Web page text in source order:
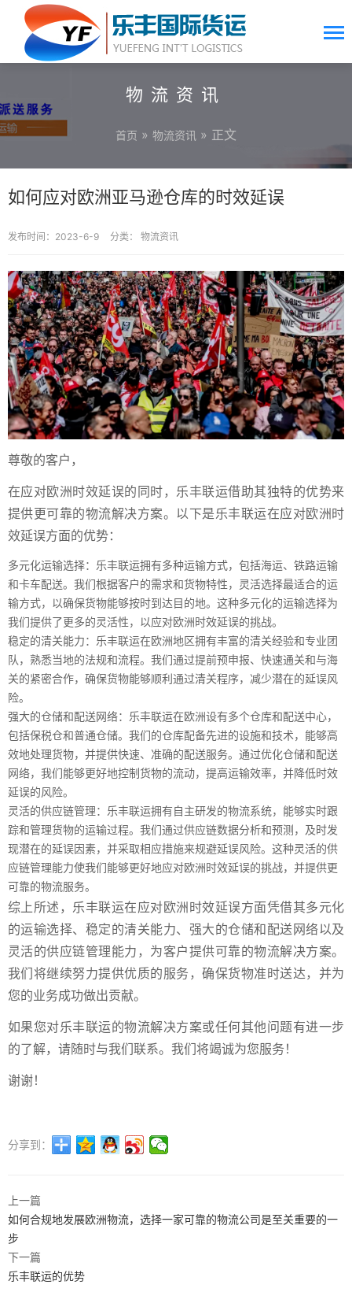
物流资讯
首页 » 物流资讯 » 正文
如何应对欧洲亚马逊仓库的时效延误
发布时间：2023-6-9 分类： 物流资讯
尊敬的客户，
在应对欧洲时效延误的同时，乐丰联运借助其独特的优势来
提供更可靠的物流解决方案。以下是乐丰联运在应对欧洲时
效延误方面的优势：
多元化运输选择：乐丰联运拥有多种运输方式，包括海运、铁路运输
和卡车配送。我们根据客户的需求和货物特性，灵活选择最适合的运
输方式，以确保货物能够按时到达目的地。这种多元化的运输选择为
我们提供了更多的灵活性，以应对欧洲时效延误的挑战。
稳定的清关能力：乐丰联运在欧洲地区拥有丰富的清关经验和专业团
队，熟悉当地的法规和流程。我们通过提前预申报、快速通关和与海
关的紧密合作，确保货物能够顺利通过清关程序，减少潜在的延误风
险。
强大的仓储和配送网络：乐丰联运在欧洲设有多个仓库和配送中心，
包括保税仓和普通仓储。我们的仓库配备先进的设施和技术，能够高
效地处理货物，并提供快速、准确的配送服务。通过优化仓储和配送
网络，我们能够更好地控制货物的流动，提高运输效率，并降低时效
延误的风险。
灵活的供应链管理：乐丰联运拥有自主研发的物流系统，能够实时跟
踪和管理货物的运输过程。我们通过供应链数据分析和预测，及时发
现潜在的延误因素，并采取相应措施来规避延误风险。这种灵活的供
应链管理能力使我们能够更好地应对欧洲时效延误的挑战，并提供更
可靠的物流服务。
综上所述，乐丰联运在应对欧洲时效延误方面凭借其多元化
的运输选择、稳定的清关能力、强大的仓储和配送网络以及
灵活的供应链管理能力，为客户提供可靠的物流解决方案。
我们将继续努力提供优质的服务，确保货物准时送达，并为
您的业务成功做出贡献。
如果您对乐丰联运的物流解决方案或任何其他问题有进一步
的了解，请随时与我们联系。我们将竭诚为您服务！
谢谢！
分享到：
上一篇
如何合规地发展欧洲物流，选择一家可靠的物流公司是至关重要的一
步
下一篇
乐丰联运的优势